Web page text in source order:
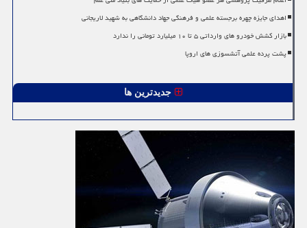
اهدای جایزه چهره برجسته علمی و فرهنگی جهاد دانشگاهی به شهید لاریجانی
بازار کشش خودرو های وارداتی ۵ تا ۱۰ میلیارد تومانی را ندارد
پشت پرده علمی آتشسوزی های اروپا
جدیدترین ها